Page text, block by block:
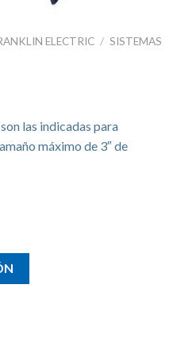
ELECTRIC / SISTEMAS
las indicadas para
máximo de 3″ de